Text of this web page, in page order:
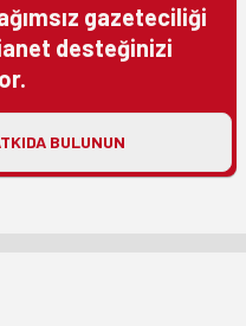
gazeteciliği
desteğinizi
BULUNUN